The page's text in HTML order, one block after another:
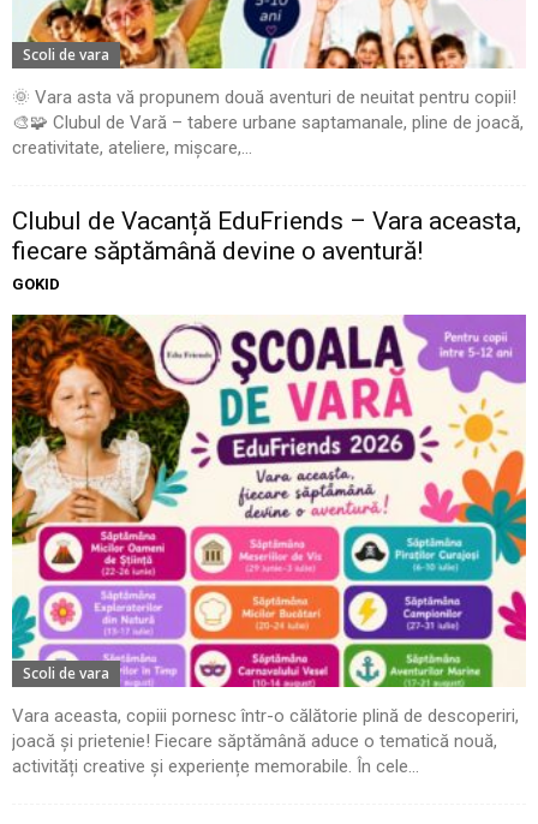
Scoli de vara
🌞 Vara asta vă propunem două aventuri de neuitat pentru copii!
🎨🧩 Clubul de Vară – tabere urbane saptamanale, pline de joacă,
creativitate, ateliere, mișcare,...
Clubul de Vacanță EduFriends – Vara aceasta,
fiecare săptămână devine o aventură!
GOKID
Scoli de vara
Vara aceasta, copiii pornesc într-o călătorie plină de descoperiri,
joacă și prietenie! Fiecare săptămână aduce o tematică nouă,
activități creative și experiențe memorabile. În cele...